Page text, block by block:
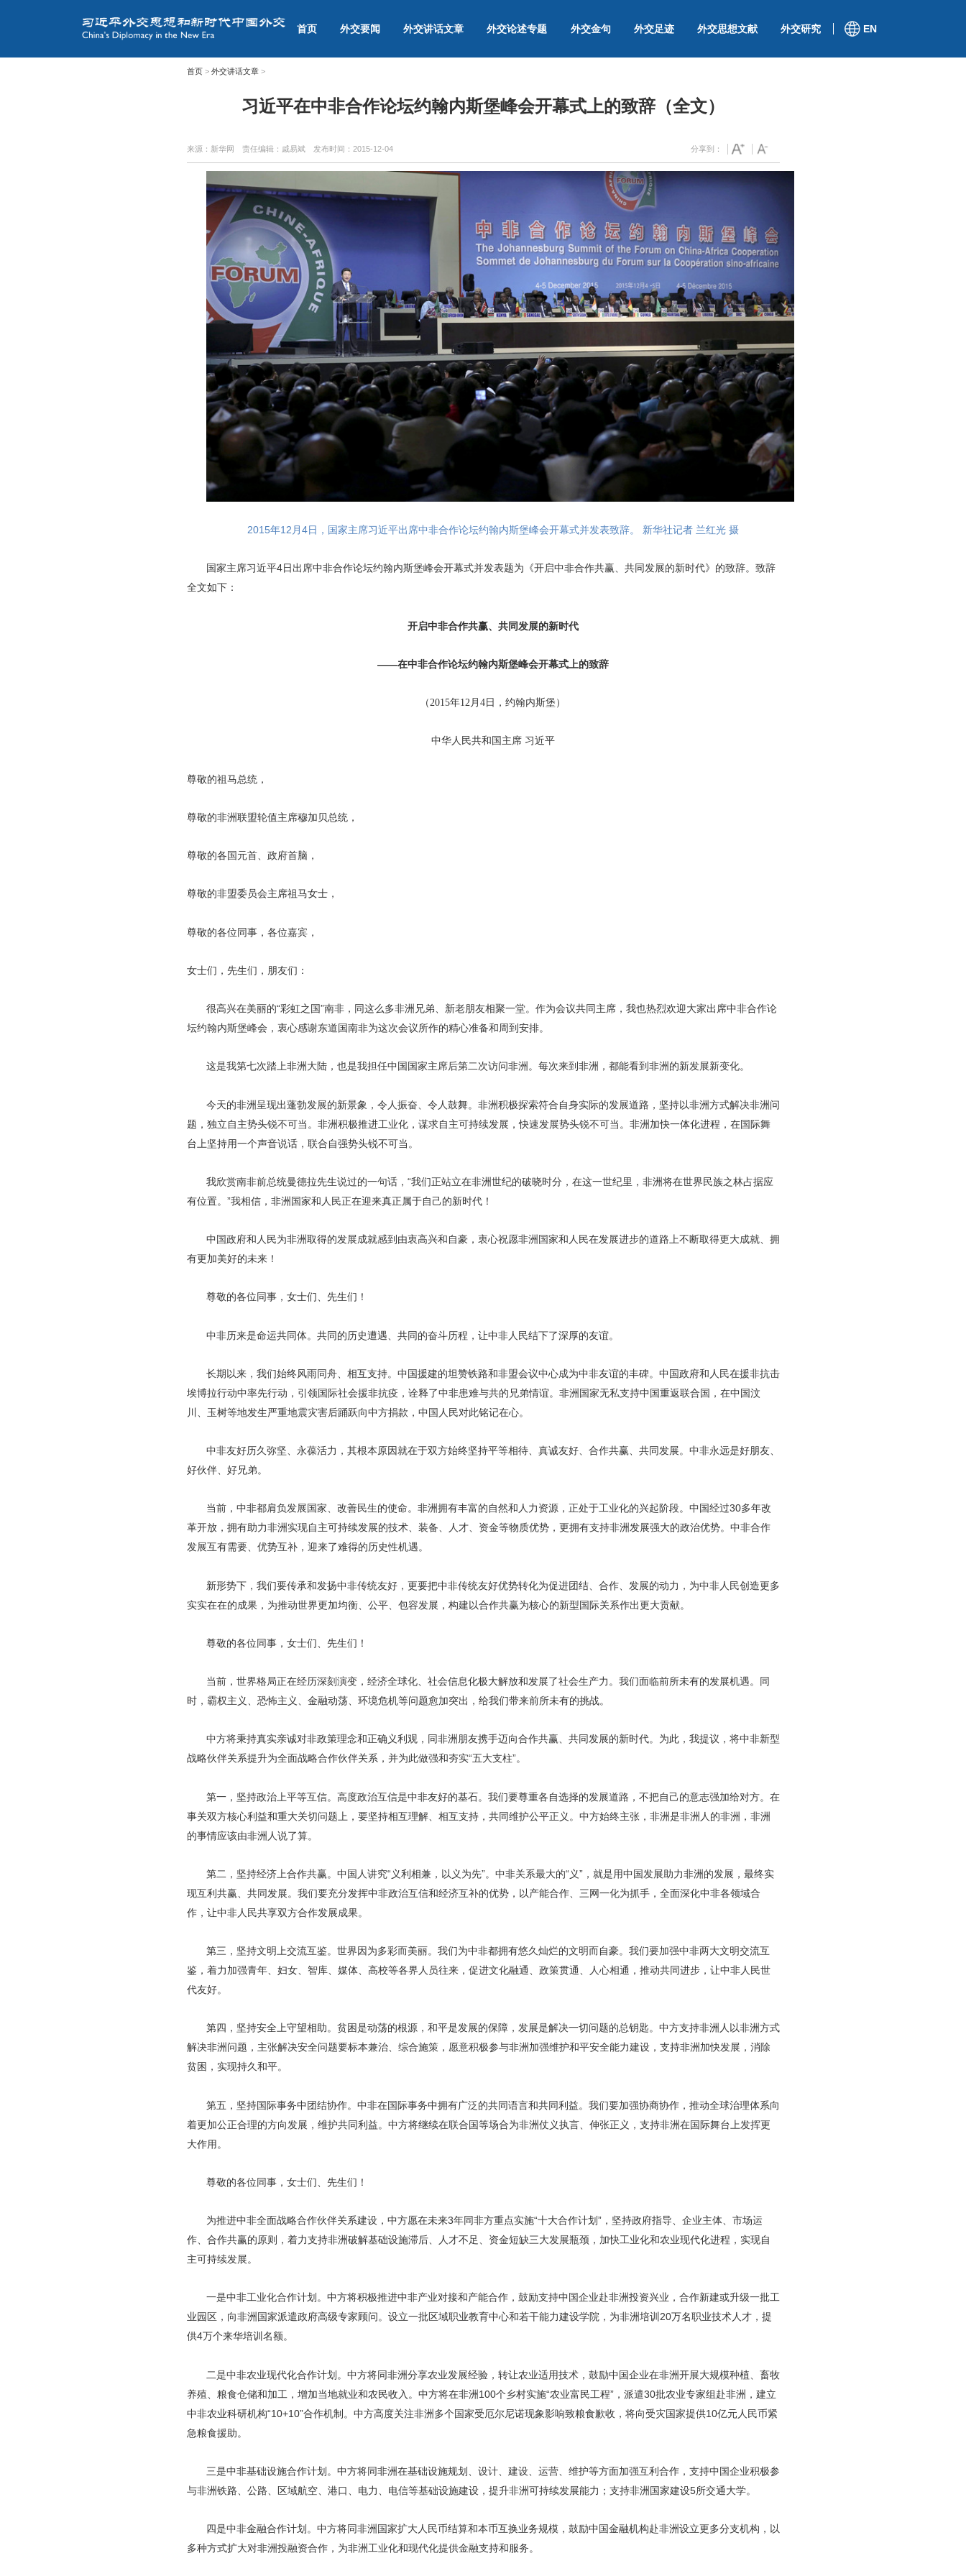
首页 外交要闻 外交讲话文章 外交论述专题 外交金句 外交足迹 外交思想文献 外交研究 EN
首页> 外交讲话文章>
习近平在中非合作论坛约翰内斯堡峰会开幕式上的致辞（全文）
来源：新华网 责任编辑：戚易斌 发布时间： 2015-12-04 分享到：
2015年12月4日，国家主席习近平出席中非合作论坛约翰内斯堡峰会开幕式并发表致辞。 新华社记者 兰红光 摄
国家主席习近平4日出席中非合作论坛约翰内斯堡峰会开幕式并发表题为《开启中非合作共赢、共同发展的新时代》的致辞。致辞
全文如下：
开启中非合作共赢、共同发展的新时代
——在中非合作论坛约翰内斯堡峰会开幕式上的致辞
（2015年12月4日，约翰内斯堡）
中华人民共和国主席 习近平
尊敬的祖马总统，
尊敬的非洲联盟轮值主席穆加贝总统，
尊敬的各国元首、政府首脑，
尊敬的非盟委员会主席祖马女士，
尊敬的各位同事，各位嘉宾，
女士们，先生们，朋友们：
很高兴在美丽的“彩虹之国”南非，同这么多非洲兄弟、新老朋友相聚一堂。作为会议共同主席，我也热烈欢迎大家出席中非合作论
坛约翰内斯堡峰会，衷心感谢东道国南非为这次会议所作的精心准备和周到安排。
这是我第七次踏上非洲大陆，也是我担任中国国家主席后第二次访问非洲。每次来到非洲，都能看到非洲的新发展新变化。
今天的非洲呈现出蓬勃发展的新景象，令人振奋、令人鼓舞。非洲积极探索符合自身实际的发展道路，坚持以非洲方式解决非洲问
题，独立自主势头锐不可当。非洲积极推进工业化，谋求自主可持续发展，快速发展势头锐不可当。非洲加快一体化进程，在国际舞
台上坚持用一个声音说话，联合自强势头锐不可当。
我欣赏南非前总统曼德拉先生说过的一句话，“我们正站立在非洲世纪的破晓时分，在这一世纪里，非洲将在世界民族之林占据应
有位置。”我相信，非洲国家和人民正在迎来真正属于自己的新时代！
中国政府和人民为非洲取得的发展成就感到由衷高兴和自豪，衷心祝愿非洲国家和人民在发展进步的道路上不断取得更大成就、拥
有更加美好的未来！
尊敬的各位同事，女士们、先生们！
中非历来是命运共同体。共同的历史遭遇、共同的奋斗历程，让中非人民结下了深厚的友谊。
长期以来，我们始终风雨同舟、相互支持。中国援建的坦赞铁路和非盟会议中心成为中非友谊的丰碑。中国政府和人民在援非抗击
埃博拉行动中率先行动，引领国际社会援非抗疫，诠释了中非患难与共的兄弟情谊。非洲国家无私支持中国重返联合国，在中国汶
川、玉树等地发生严重地震灾害后踊跃向中方捐款，中国人民对此铭记在心。
中非友好历久弥坚、永葆活力，其根本原因就在于双方始终坚持平等相待、真诚友好、合作共赢、共同发展。中非永远是好朋友、
好伙伴、好兄弟。
当前，中非都肩负发展国家、改善民生的使命。非洲拥有丰富的自然和人力资源，正处于工业化的兴起阶段。中国经过30多年改
革开放，拥有助力非洲实现自主可持续发展的技术、装备、人才、资金等物质优势，更拥有支持非洲发展强大的政治优势。中非合作
发展互有需要、优势互补，迎来了难得的历史性机遇。
新形势下，我们要传承和发扬中非传统友好，更要把中非传统友好优势转化为促进团结、合作、发展的动力，为中非人民创造更多
实实在在的成果，为推动世界更加均衡、公平、包容发展，构建以合作共赢为核心的新型国际关系作出更大贡献。
尊敬的各位同事，女士们、先生们！
当前，世界格局正在经历深刻演变，经济全球化、社会信息化极大解放和发展了社会生产力。我们面临前所未有的发展机遇。同
时，霸权主义、恐怖主义、金融动荡、环境危机等问题愈加突出，给我们带来前所未有的挑战。
中方将秉持真实亲诚对非政策理念和正确义利观，同非洲朋友携手迈向合作共赢、共同发展的新时代。为此，我提议，将中非新型
战略伙伴关系提升为全面战略合作伙伴关系，并为此做强和夯实“五大支柱”。
第一，坚持政治上平等互信。高度政治互信是中非友好的基石。我们要尊重各自选择的发展道路，不把自己的意志强加给对方。在
事关双方核心利益和重大关切问题上，要坚持相互理解、相互支持，共同维护公平正义。中方始终主张，非洲是非洲人的非洲，非洲
的事情应该由非洲人说了算。
第二，坚持经济上合作共赢。中国人讲究“义利相兼，以义为先”。中非关系最大的“义”，就是用中国发展助力非洲的发展，最终实
现互利共赢、共同发展。我们要充分发挥中非政治互信和经济互补的优势，以产能合作、三网一化为抓手，全面深化中非各领域合
作，让中非人民共享双方合作发展成果。
第三，坚持文明上交流互鉴。世界因为多彩而美丽。我们为中非都拥有悠久灿烂的文明而自豪。我们要加强中非两大文明交流互
鉴，着力加强青年、妇女、智库、媒体、高校等各界人员往来，促进文化融通、政策贯通、人心相通，推动共同进步，让中非人民世
代友好。
第四，坚持安全上守望相助。贫困是动荡的根源，和平是发展的保障，发展是解决一切问题的总钥匙。中方支持非洲人以非洲方式
解决非洲问题，主张解决安全问题要标本兼治、综合施策，愿意积极参与非洲加强维护和平安全能力建设，支持非洲加快发展，消除
贫困，实现持久和平。
第五，坚持国际事务中团结协作。中非在国际事务中拥有广泛的共同语言和共同利益。我们要加强协商协作，推动全球治理体系向
着更加公正合理的方向发展，维护共同利益。中方将继续在联合国等场合为非洲仗义执言、伸张正义，支持非洲在国际舞台上发挥更
大作用。
尊敬的各位同事，女士们、先生们！
为推进中非全面战略合作伙伴关系建设，中方愿在未来3年同非方重点实施“十大合作计划”，坚持政府指导、企业主体、市场运
作、合作共赢的原则，着力支持非洲破解基础设施滞后、人才不足、资金短缺三大发展瓶颈，加快工业化和农业现代化进程，实现自
主可持续发展。
一是中非工业化合作计划。中方将积极推进中非产业对接和产能合作，鼓励支持中国企业赴非洲投资兴业，合作新建或升级一批工
业园区，向非洲国家派遣政府高级专家顾问。设立一批区域职业教育中心和若干能力建设学院，为非洲培训20万名职业技术人才，提
供4万个来华培训名额。
二是中非农业现代化合作计划。中方将同非洲分享农业发展经验，转让农业适用技术，鼓励中国企业在非洲开展大规模种植、畜牧
养殖、粮食仓储和加工，增加当地就业和农民收入。中方将在非洲100个乡村实施“农业富民工程”，派遣30批农业专家组赴非洲，建立
中非农业科研机构“10+10”合作机制。中方高度关注非洲多个国家受厄尔尼诺现象影响致粮食歉收，将向受灾国家提供10亿元人民币紧
急粮食援助。
三是中非基础设施合作计划。中方将同非洲在基础设施规划、设计、建设、运营、维护等方面加强互利合作，支持中国企业积极参
与非洲铁路、公路、区域航空、港口、电力、电信等基础设施建设，提升非洲可持续发展能力；支持非洲国家建设5所交通大学。
四是中非金融合作计划。中方将同非洲国家扩大人民币结算和本币互换业务规模，鼓励中国金融机构赴非洲设立更多分支机构，以
多种方式扩大对非洲投融资合作，为非洲工业化和现代化提供金融支持和服务。